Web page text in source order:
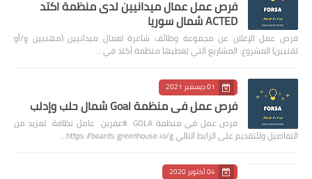
فرص عمل عمال ميدانيين لدى منظمة اكتد
ACTED شمال سوريا
فرص عمل الإعلان عن مجموعة وظائف شاغرة لعمال ميدانيين (مهنيين و/أو
تقنيين) المشروع: المشاريع التي تغطيها منظمة أكتد في …
01 ديسمبر 2021
فرص عمل في منظمة Goal شمال حلب وإدلب
فرص عمل في منظمة GOLA #عفرين عامل نظافة لمزيد من
التفاصيل وللتقديم على الرابط التالي https://boards.greenhouse.io/g…
04 أكتوبر 2020